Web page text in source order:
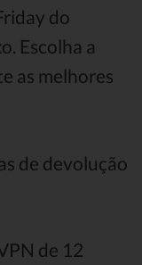
do
Escolha a
as melhores
de devolução
de 12